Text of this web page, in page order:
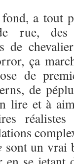
a tout
rue, des
de
ça
de
de
lire et à
sont un vrai